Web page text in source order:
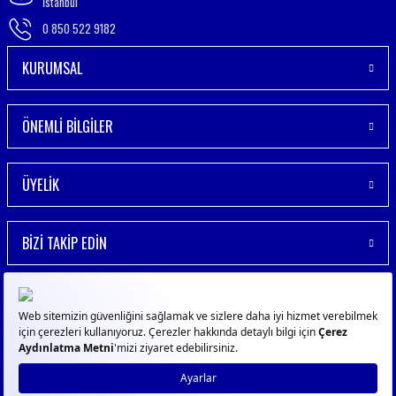
0 850 522 9182
KURUMSAL
ÖNEMLİ BİLGİLER
ÜYELİK
BİZİ TAKİP EDİN